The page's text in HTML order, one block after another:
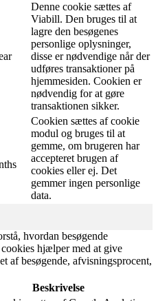
Denne cookie sættes af
Viabill. Den bruges til at
lagre den besøgenes
personlige oplysninger,
disse er nødvendige når der
udføres transaktioner på
hjemmesiden. Cookien er
nødvendig for at gøre
transaktionen sikker.
Cookien sættes af cookie
modul og bruges til at
gemme, om brugeren har
accepteret brugen af ​​
cookies eller ej. Det
gemmer ingen personlige
data.
hvordan besøgende
hjælper med at give
af besøgende, afvisningsprocent,
Beskrivelse